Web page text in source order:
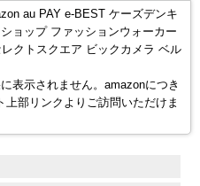
au PAY e-BEST ケーズデンキ
ョップ ファッションウォーカー
クトスクエア ビックカメラ ベル
表示されません。amazonにつき
部リンクよりご訪問いただけま